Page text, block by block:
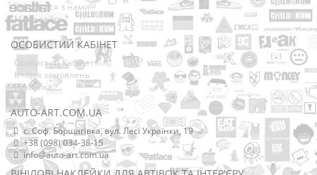
Зв’язатися з нами
Мапа сайту
ОСОБИСТИЙ КАБІНЕТ
Особистий Кабінет
Історія замовлень
Розсилка
AUTO-ART.COM.UA
с. Соф. Борщагівка, вул. Лесі Українки, 19
+38 (098) 034-38-15
info@auto-art.com.ua